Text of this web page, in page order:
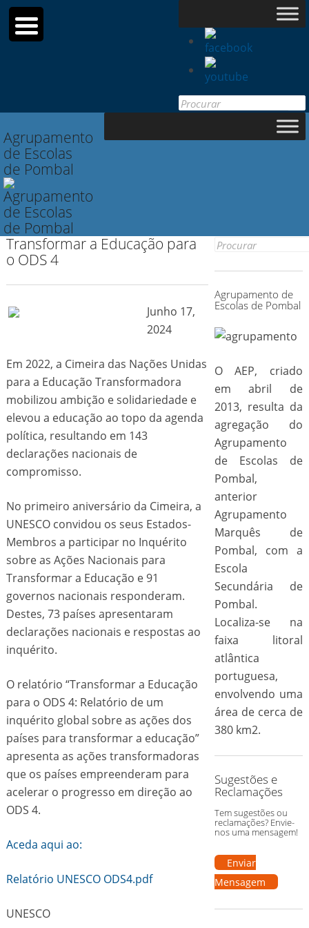
Search for:
Agrupamento
de Escolas
de Pombal
Transformar a Educação para
o ODS 4
Junho 17,
2024
Em 2022, a Cimeira das Nações Unidas
para a Educação Transformadora
mobilizou ambição e solidariedade e
elevou a educação ao topo da agenda
política, resultando em 143
declarações nacionais de
compromisso.
No primeiro aniversário da Cimeira, a
UNESCO convidou os seus Estados-
Membros a participar no Inquérito
sobre as Ações Nacionais para
Transformar a Educação e 91
governos nacionais responderam.
Destes, 73 países apresentaram
declarações nacionais e respostas ao
inquérito.
O relatório “Transformar a Educação
para o ODS 4: Relatório de um
inquérito global sobre as ações dos
países para transformar a educação”
apresenta as ações transformadoras
que os países empreenderam para
acelerar o progresso em direção ao
ODS 4.
Aceda aqui ao:
Relatório UNESCO ODS4.pdf
UNESCO
Search for:
Agrupamento de
Escolas de Pombal
O AEP, criado
em abril de
2013, resulta da
agregação do
Agrupamento
de Escolas de
Pombal,
anterior
Agrupamento
Marquês de
Pombal, com a
Escola
Secundária de
Pombal.
Localiza-se na
faixa litoral
atlântica
portuguesa,
envolvendo uma
área de cerca de
380 km2.
Sugestões e
Reclamações
Tem sugestões ou
reclamações? Envie-
nos uma mensagem!
Enviar
Mensagem